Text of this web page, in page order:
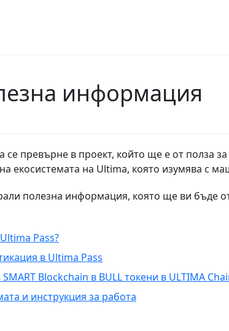
информация
се превърне в проект, който ще е от полза
екосистемата на Ultima, която изумява с
полезна информация, която ще ви бъде
Pass?
в Ultima Pass
Blockchain в BULL токени в ULTIMA
и инструкция за работа